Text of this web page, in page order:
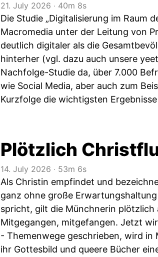
21. July 2026 ‧ 40m 8s
Die Studie „Digitalisierung im Raum
Macromedia unter der Leitung von
deutlich digitaler als die
hinterher (vgl. dazu auch unsere
Nachfolge-Studie da, über 7.000
wie Social Media, aber auch zum
Kurzfolge die wichtigsten
Plötzlich
14. July 2026 ‧ 53m 6s
Als Christin empfindet und
ganz ohne große
spricht, gilt die Münchnerin
Mitgegangen, mitgefangen. Jetzt
- Themenwege geschrieben, wird
ihr Gottesbild und queere Bücher